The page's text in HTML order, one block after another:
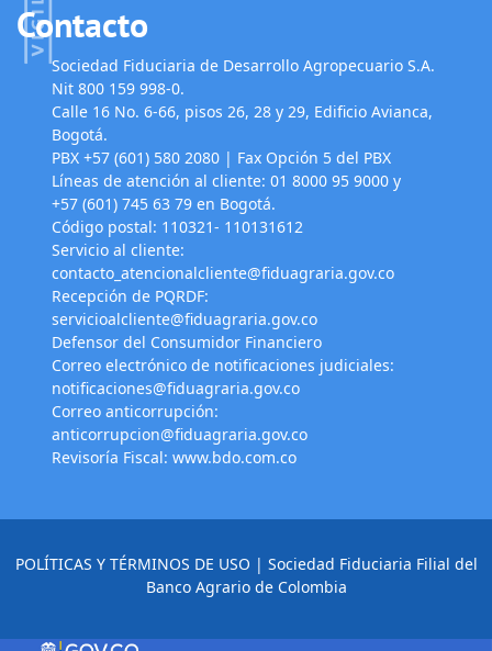
Contacto
Sociedad Fiduciaria de Desarrollo Agropecuario S.A.
Nit 800 159 998-0.
Calle 16 No. 6-66, pisos 26, 28 y 29, Edificio Avianca,
Bogotá.
PBX +57 (601) 580 2080 | Fax Opción 5 del PBX
Líneas de atención al cliente: 01 8000 95 9000 y
+57 (601) 745 63 79 en Bogotá.
Código postal: 110321- 110131612
Servicio al cliente:
contacto_atencionalcliente@fiduagraria.gov.co
Recepción de PQRDF:
servicioalcliente@fiduagraria.gov.co
Defensor del Consumidor Financiero
Correo electrónico de notificaciones judiciales:
notificaciones@fiduagraria.gov.co
Correo anticorrupción:
anticorrupcion@fiduagraria.gov.co
Revisoría Fiscal: www.bdo.com.co
POLÍTICAS Y TÉRMINOS DE USO | Sociedad Fiduciaria Filial del
Banco Agrario de Colombia